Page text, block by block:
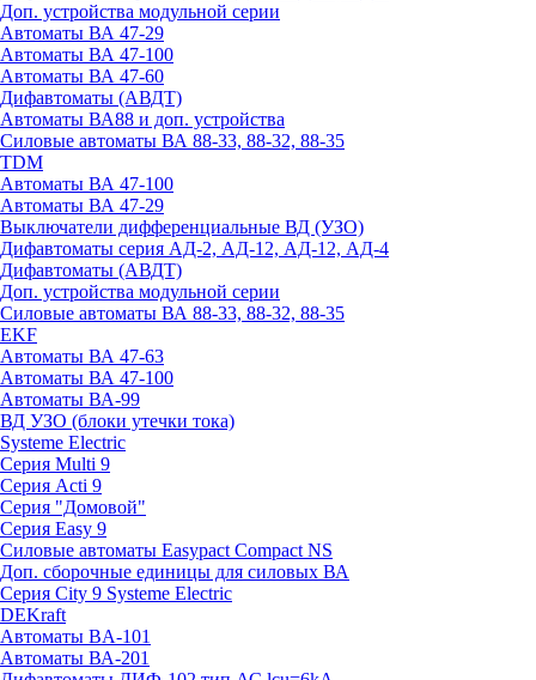
Доп. устройства модульной серии
Автоматы ВА 47-29
Автоматы ВА 47-100
Автоматы ВА 47-60
Дифавтоматы (АВДТ)
Автоматы ВА88 и доп. устройства
Силовые автоматы ВА 88-33, 88-32, 88-35
TDM
Автоматы ВА 47-100
Автоматы ВА 47-29
Выключатели дифференциальные ВД (УЗО)
Дифавтоматы серия АД-2, АД-12, АД-12, АД-4
Дифавтоматы (АВДТ)
Доп. устройства модульной серии
Силовые автоматы ВА 88-33, 88-32, 88-35
EKF
Автоматы ВА 47-63
Автоматы ВА 47-100
Автоматы ВА-99
ВД УЗО (блоки утечки тока)
Systeme Electric
Серия Multi 9
Серия Acti 9
Серия "Домовой"
Серия Easy 9
Силовые автоматы Easypact Compact NS
Доп. сборочные единицы для силовых ВА
Серия City 9 Systeme Electric
DEKraft
Автоматы BA-101
Автоматы ВА-201